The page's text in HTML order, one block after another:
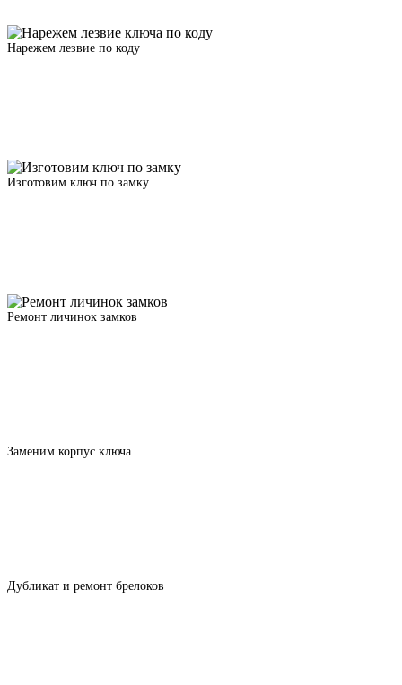
Нарежем лезвие по коду
Изготовим ключ по замку
Ремонт личинок замков
Заменим корпус ключа
Дубликат и ремонт брелоков